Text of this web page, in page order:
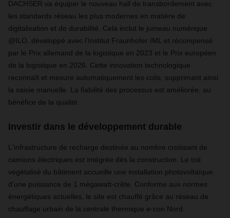
DACHSER va équiper le nouveau hall de transbordement avec
les standards réseau les plus modernes en matière de
digitalisation et de durabilité. Cela inclut le jumeau numérique
@ILO, développé avec l’Institut Fraunhofer IML et récompensé
par le Prix allemand de la logistique en 2023 et le Prix européen
de la logistique en 2026. Cette innovation technologique
reconnaît et mesure automatiquement les colis, supprimant ainsi
la saisie manuelle. La fiabilité des processus est améliorée, au
bénéfice de la qualité.
Investir dans le développement durable
L'infrastructure de recharge destinée au nombre croissant de
camions électriques est intégrée dès la construction. Le toit
végétalisé du bâtiment accueille une installation photovoltaïque
d'une puissance de 1 mégawatt-crête. Conforme aux normes
énergétiques actuelles, le site est chauffé grâce au réseau de
chauffage urbain de la centrale thermique e-con Nord.